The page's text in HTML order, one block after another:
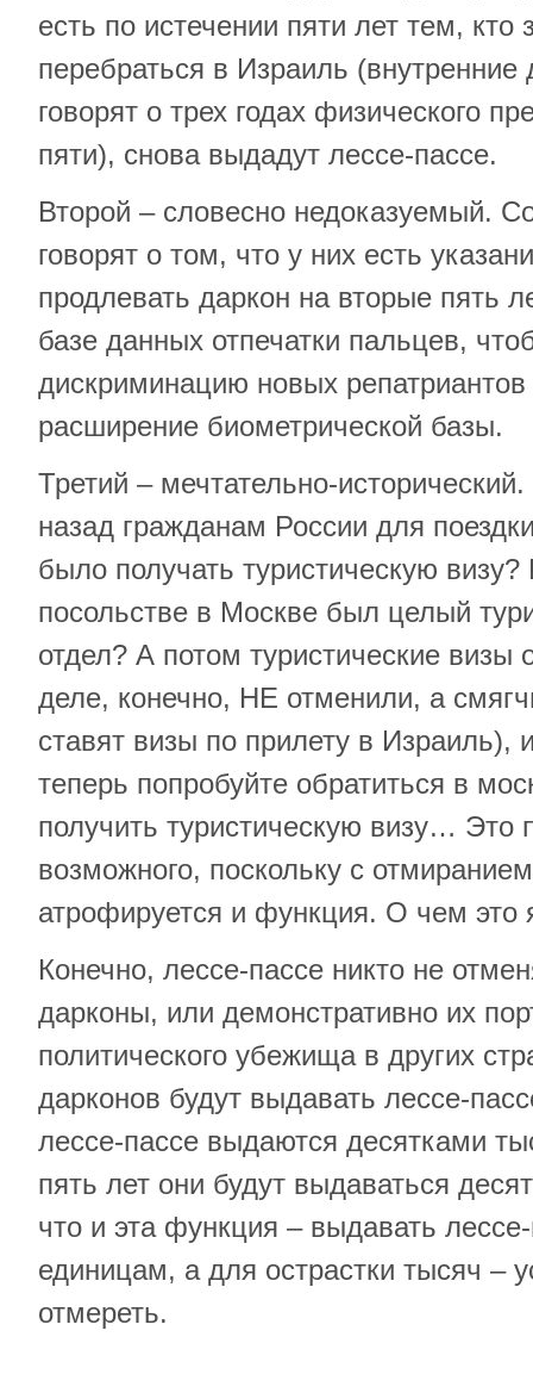
есть по истечении пяти лет тем, кто
перебраться в Израиль
говорят о трех годах физического
пяти), снова выдадут лессе-пассе.
Второй – словесно недоказуемый.
говорят о том, что у них есть
продлевать даркон на вторые пять
базе данных отпечатки пальцев,
дискриминацию новых
расширение биометрической базы.
Третий – мечтательно-
назад гражданам России для
было получать туристическую
посольстве в Москве был целый
отдел? А потом туристические
деле, конечно, НЕ отменили, а
ставят визы по прилету в Израиль),
теперь попробуйте обратиться в
получить туристическую визу… Это
возможного, поскольку с
атрофируется и функция. О чем это
Конечно, лессе-пассе никто не
дарконы, или демонстративно их
политического убежища в других
дарконов будут выдавать лессе-
лессе-пассе выдаются десятками
пять лет они будут выдаваться
что и эта функция – выдавать
единицам, а для острастки тысяч –
отмереть.